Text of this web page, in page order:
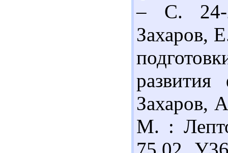
– С. 24-
Захаров,
Захаров,
М. :